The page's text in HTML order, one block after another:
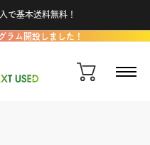
で基本送料無料！
ラム開設しました！